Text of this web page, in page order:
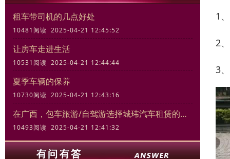
租车带司机的几点好处
10481阅读 2025-04-21 12:45:52
让房车走进生活
10531阅读 2025-04-21 12:44:44
夏季车辆的保养
10730阅读 2025-04-21 12:43:16
在广西，包车旅游/自驾游选择城玮汽车租赁的三大理由
10493阅读 2025-04-21 12:41:32
1
2
3